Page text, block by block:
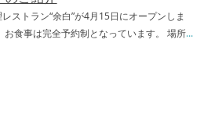
ストラン“余白”が4月15日にオープンしま
食事は完全予約制となっています。 場所...